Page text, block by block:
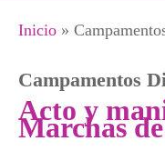
Se
Inicio »
Campamentos
Acto y
Marchas